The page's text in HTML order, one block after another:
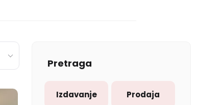
Pretraga
Izdavanje Prodaja